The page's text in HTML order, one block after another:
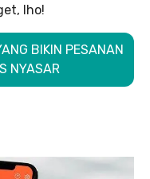
lho!
BIKIN PESANAN
NYASAR